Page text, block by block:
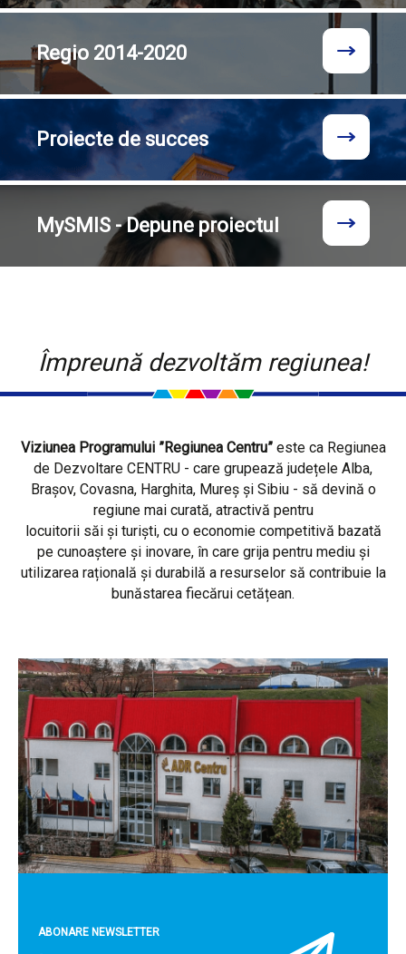
Regio 2014-2020
Proiecte de succes
MySMIS - Depune proiectul
Împreună dezvoltăm regiunea!
Viziunea Programului ”Regiunea Centru”este ca Regiunea
de Dezvoltare CENTRU - care grupează județele Alba,
Brașov, Covasna, Harghita, Mureș și Sibiu - să devină o
regiune mai curată, atractivă pentru
locuitorii săi și turiști, cu o economie competitivă bazată
pe cunoaștere și inovare, în care grija pentru mediu și
utilizarea rațională și durabilă a resurselor să contribuie la
bunăstarea fiecărui cetățean.
ABONARE NEWSLETTER